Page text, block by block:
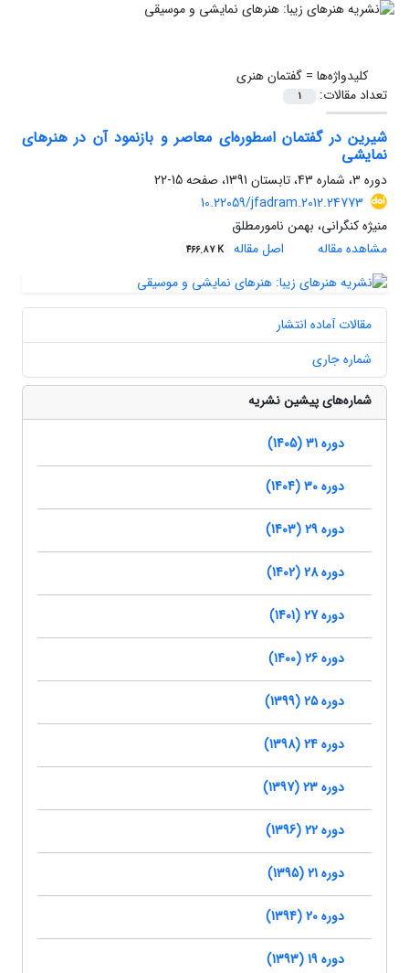
کلیدواژه‌ها =گفتمان هنری
تعداد مقالات:
1
شیرین در گفتمان اسطوره‌ای معاصر و بازنمود آن در هنرهای
نمایشی
دوره 3، شماره 43، تابستان 1391، صفحه
15-22
10.22059/jfadram.2012.24773
منیژه کنگرانی، بهمن نامورمطلق
مشاهده مقاله
اصل مقاله 466.87 K
مقالات آماده انتشار
شماره جاری
شماره‌های پیشین نشریه
دوره 31 (1405)
دوره 30 (1404)
دوره 29 (1403)
دوره 28 (1402)
دوره 27 (1401)
دوره 26 (1400)
دوره 25 (1399)
دوره 24 (1398)
دوره 23 (1397)
دوره 22 (1396)
دوره 21 (1395)
دوره 20 (1394)
دوره 19 (1393)